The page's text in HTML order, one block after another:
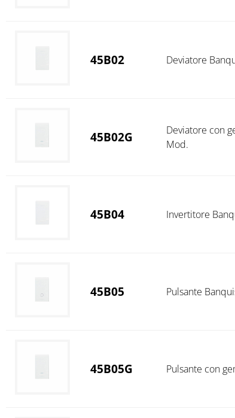
45B02 Deviatore
45B02G
Deviatore con
Mod.
45B04 Invertitore
45B05 Pulsante
45B05G Pulsante con